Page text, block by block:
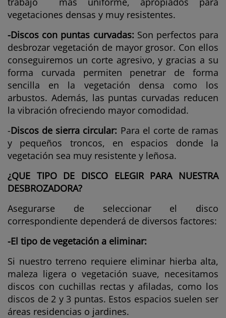
vegetaciones densas y muy resistentes.
-Discos con puntas curvadas: Son perfectos para
desbrozar vegetación de mayor grosor. Con ellos
conseguiremos un corte agresivo, y gracias a su
forma curvada permiten penetrar de forma
sencilla en la vegetación densa como los
arbustos. Además, las puntas curvadas reducen
la vibración ofreciendo mayor comodidad.
-Discos de sierra circular: Para el corte de ramas
y pequeños troncos, en espacios donde la
vegetación sea muy resistente y leñosa.
¿QUE TIPO DE DISCO ELEGIR PARA NUESTRA
DESBROZADORA?
Asegurarse de seleccionar el disco
correspondiente dependerá de diversos factores:
-El tipo de vegetación a eliminar:
Si nuestro terreno requiere eliminar hierba alta,
maleza ligera o vegetación suave, necesitamos
discos con cuchillas rectas y afiladas, como los
discos de 2 y 3 puntas. Estos espacios suelen ser
áreas residencias o jardines.